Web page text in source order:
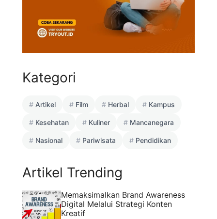
Kategori
Artikel Film Herbal Kampus
Kesehatan Kuliner Mancanegara
Nasional Pariwisata Pendidikan
Artikel Trending
Memaksimalkan Brand Awareness
Digital Melalui Strategi Konten
Kreatif